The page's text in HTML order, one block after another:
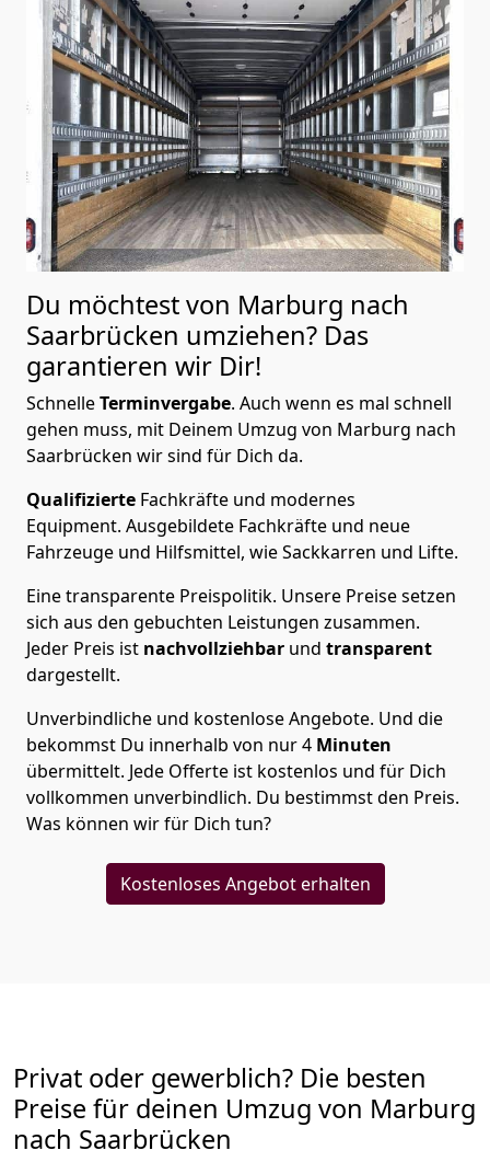
Du möchtest von Marburg nach
Saarbrücken umziehen? Das
garantieren wir Dir!
SchnelleTerminvergabe. Auch wenn es mal schnell
gehen muss, mit Deinem Umzug von Marburg nach
Saarbrücken wir sind für Dich da.
Qualifizierte Fachkräfte und modernes
Equipment. Ausgebildete Fachkräfte und neue
Fahrzeuge und Hilfsmittel, wie Sackkarren und Lifte.
Eine transparente Preispolitik. Unsere Preise setzen
sich aus den gebuchten Leistungen zusammen.
Jeder Preis ist nachvollziehbar und transparent
dargestellt.
Unverbindliche und kostenlose Angebote. Und die
bekommst Du innerhalb von nur4 Minuten
übermittelt. Jede Offerte ist kostenlos und für Dich
vollkommen unverbindlich. Du bestimmst den Preis.
Was können wir für Dich tun?
Kostenloses Angebot erhalten
Privat oder gewerblich? Die besten
Preise für deinen Umzug von Marburg
nach Saarbrücken